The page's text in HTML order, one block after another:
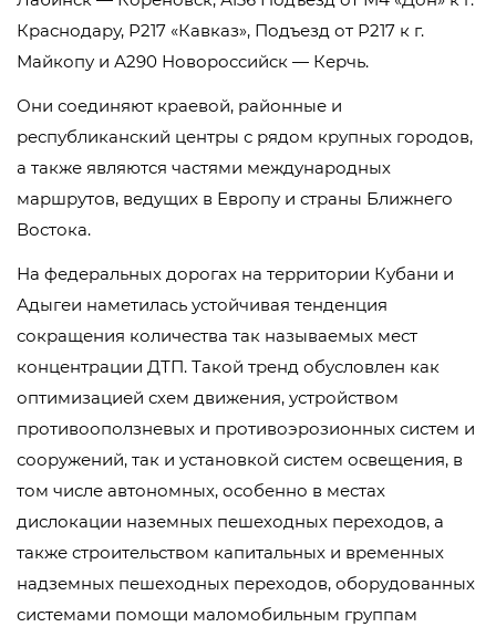
Краснодару, Р217 «Кавказ», Подъезд от Р217 к г.
Майкопу и А290 Новороссийск — Керчь.
Они соединяют краевой, районные и
республиканский центры с рядом крупных городов,
а также являются частями международных
маршрутов, ведущих в Европу и страны Ближнего
Востока.
На федеральных дорогах на территории Кубани и
Адыгеи наметилась устойчивая тенденция
сокращения количества так называемых мест
концентрации ДТП. Такой тренд обусловлен как
оптимизацией схем движения, устройством
противооползневых и противоэрозионных систем и
сооружений, так и установкой систем освещения, в
том числе автономных, особенно в местах
дислокации наземных пешеходных переходов, а
также строительством капитальных и временных
надземных пешеходных переходов, оборудованных
системами помощи маломобильным группам